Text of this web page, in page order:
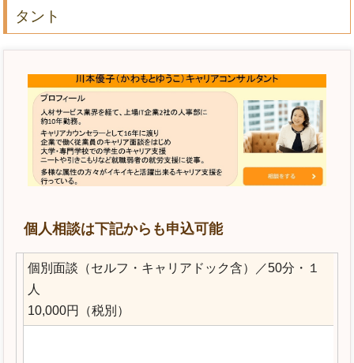
タント
個人相談は下記からも申込可能
個別面談（セルフ・キャリアドック含）／50分・１
人
10,000円（税別）